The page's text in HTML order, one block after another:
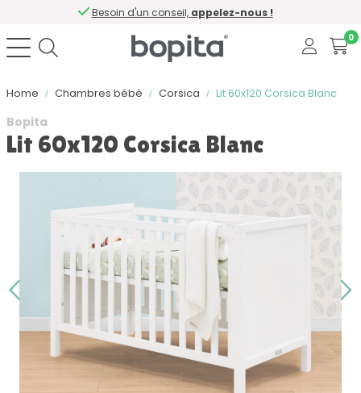
Besoin d'un conseil, appelez-nous !
0
Home Chambres bébé Corsica Lit 60x120 Corsica Blanc
Bopita
Lit 60x120 Corsica Blanc